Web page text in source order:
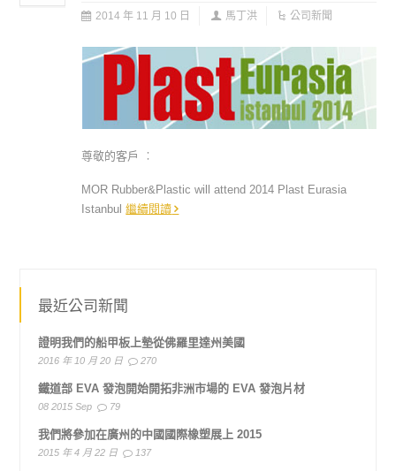
2014 年 11 月 10 日 馬丁洪 公司新聞
尊敬的客戶 ︰
MOR Rubber&Plastic will attend 2014 Plast Eurasia
Istanbul 繼續閱讀
最近公司新聞
證明我們的船甲板上墊從佛羅里達州美國
2016 年 10 月 20 日 270
鐵道部 EVA 發泡開始開拓非洲市場的 EVA 發泡片材
08 2015 Sep 79
我們將參加在廣州的中國國際橡塑展上 2015
2015 年 4 月 22 日 137